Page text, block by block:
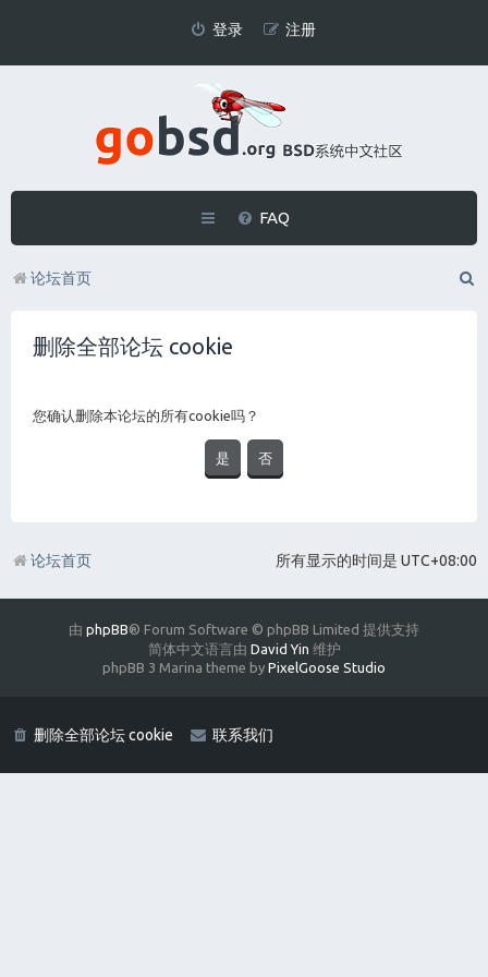
登录 注册
FAQ
论坛首页
删除全部论坛 cookie
您确认删除本论坛的所有cookie吗？
所有显示的时间是 UTC+08:00
论坛首页
由 phpBB® Forum Software © phpBB Limited 提供支持
简体中文语言由 David Yin 维护
phpBB 3 Marina theme by PixelGoose Studio
删除全部论坛 cookie 联系我们